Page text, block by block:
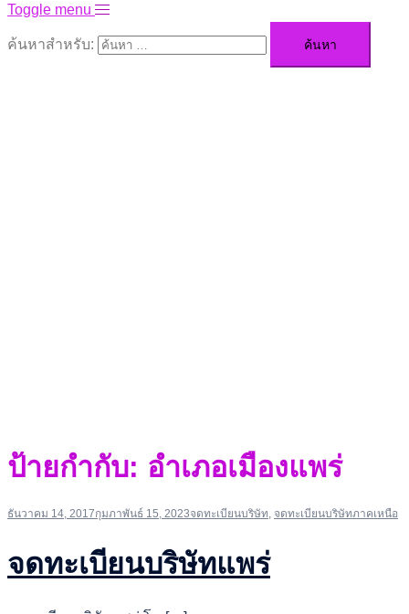
Toggle menu
ค้นหาสำหรับ:
ป้ายกำกับ: อำเภอเมืองแพร่
ธันวาคม 14, 2017กุมภาพันธ์ 15, 2023จดทะเบียนบริษัท, จดทะเบียนบริษัทภาคเหนือ
จดทะเบียนบริษัทแพร่